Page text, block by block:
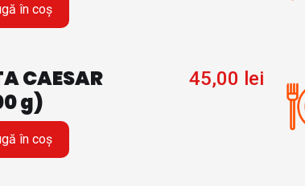
în coș
CAESAR
g)
45,00 lei
în coș